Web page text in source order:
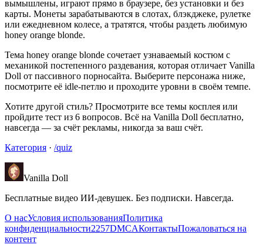
вымышлены, играют прямо в браузере, без установки и без
карты. Монеты зарабатываются в слотах, блэкджеке, рулетке
или ежедневном колесе, а тратятся, чтобы раздеть любимую
honey orange blonde.
Тема honey orange blonde сочетает узнаваемый костюм с
механикой постепенного раздевания, которая отличает Vanilla
Doll от пассивного порносайта. Выберите персонажа ниже,
посмотрите её idle-петлю и проходите уровни в своём темпе.
Хотите другой стиль? Просмотрите все темы косплея или
пройдите тест из 6 вопросов. Всё на Vanilla Doll бесплатно,
навсегда — за счёт рекламы, никогда за ваш счёт.
Категория · /quiz
Vanilla Doll
Бесплатные видео ИИ-девушек. Без подписки. Навсегда.
О насУсловия использованияПолитика
конфиденциальности2257DMCAКонтактыПожаловаться на
контент